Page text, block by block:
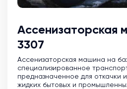
Ассенизаторская
3307
Ассенизаторская машина на
специализированное
предназначенное для откачки
жидких бытовых и